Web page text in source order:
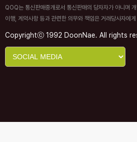
QOQ는 통신판매중개로서 통신판매의 당자자가 아니며
이행, 계약사항 등과 관련한 의무와 책임은 거래당사자에
Copyrightⓒ 1992 DoonNae. All rights